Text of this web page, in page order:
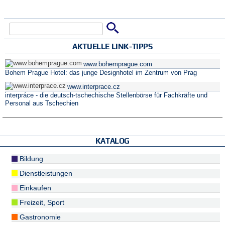
AKTUELLE LINK-TIPPS
www.bohemprague.com
Bohem Prague Hotel: das junge Designhotel im Zentrum von Prag
www.interprace.cz
interpráce - die deutsch-tschechische Stellenbörse für Fachkräfte und
Personal aus Tschechien
KATALOG
Bildung
Dienstleistungen
Einkaufen
Freizeit, Sport
Gastronomie